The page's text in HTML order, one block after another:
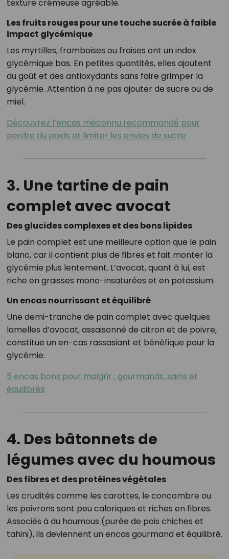
texture crémeuse agréable.
Les fruits rouges pour une touche sucrée à faible
impact glycémique
Les myrtilles, framboises ou fraises ont un index
glycémique bas. En petites quantités, elles ajoutent
du goût et des antioxydants sans faire grimper la
glycémie. Attention à ne pas ajouter de sucre ou de
miel.
Découvrez l’encas méconnu recommandé pour
perdre du poids et limiter les envies de sucre
3. Une tartine de pain
complet avec avocat
Des glucides complexes et des bons lipides
Le pain complet est une meilleure option que le pain
blanc, car il contient plus de fibres et fait monter la
glycémie plus lentement. L’avocat, quant à lui, est
riche en graisses mono-insaturées et en potassium.
Un encas nourrissant et équilibré
Une demi-tranche de pain complet avec quelques
lamelles d’avocat, assaisonné de citron et de poivre,
constitue un en-cas rassasiant et bénéfique pour la
glycémie.
5 encas bons pour maigrir : gourmands, sains et
équilibrés
4. Des bâtonnets de
légumes avec du houmous
Des fibres et des protéines végétales
Les crudités comme les carottes, le concombre ou
les poivrons sont peu caloriques et riches en fibres.
Associés à du houmous (purée de pois chiches et
tahini), ils deviennent un encas gourmand et équilibré.